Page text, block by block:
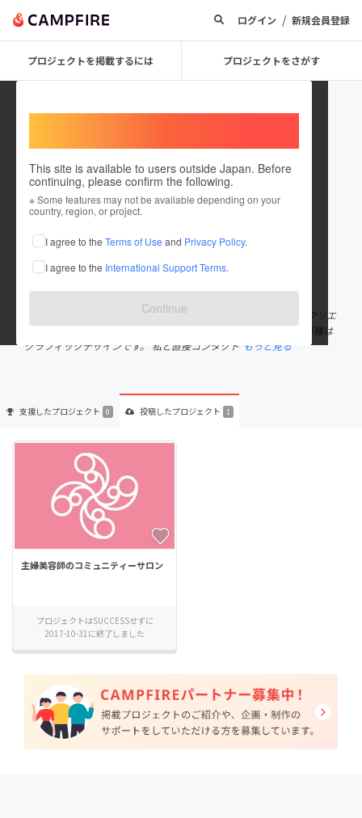
ログイン / 新規会員登録
プロジェクトを掲載するには プロジェクトをさがす
This site is available to users outside Japan. Before
continuing, please confirm the following.
※ Some features may not be available depending on your
country, region, or project.
I agree to the Terms of Use and Privacy Policy.
I agree to the International Support Terms.
Continue
itokoki
これまでに1件のプロジェクトを投稿しています
在住国：日本 現在地：長野県
出身国：日本 出身地：長野県
立ち止まっている人に一歩前に踏み出すきっかけを提供したい。 クリエ
イティビティ全開で世の負を変えていきたいと思っています。 現業種は
グラフィックデザインです。 私と直接コンタクト もっと見る
支援したプロジェクト 0 投稿したプロジェクト 1
主婦美容師のコミュニティーサロン
プロジェクトはSUCCESSせずに
2017-10-31に終了しました